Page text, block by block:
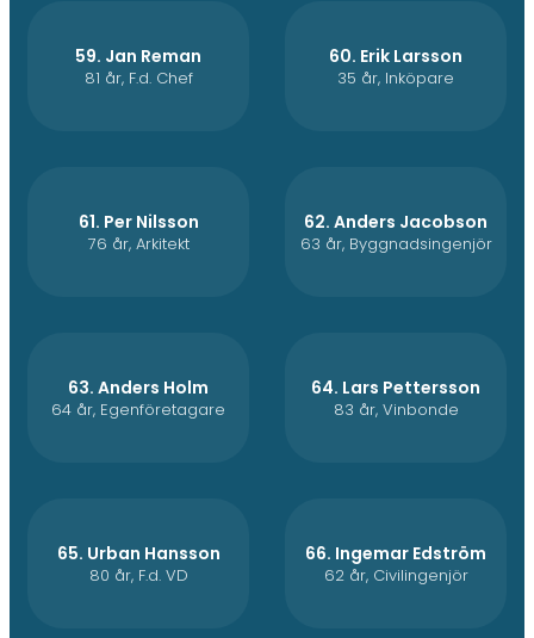
59. Jan Reman
81 år, F.d. Chef
60. Erik Larsson
35 år, Inköpare
61. Per Nilsson
76 år, Arkitekt
62. Anders Jacobson
63 år, Byggnadsingenjör
63. Anders Holm
64 år, Egenföretagare
64. Lars Pettersson
83 år, Vinbonde
65. Urban Hansson
80 år, F.d. VD
66. Ingemar Edström
62 år, Civilingenjör